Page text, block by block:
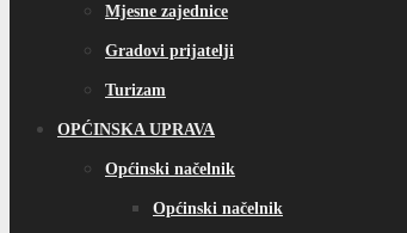
Mjesne zajednice
Gradovi prijatelji
Turizam
OPĆINSKA UPRAVA
Općinski načelnik
Općinski načelnik